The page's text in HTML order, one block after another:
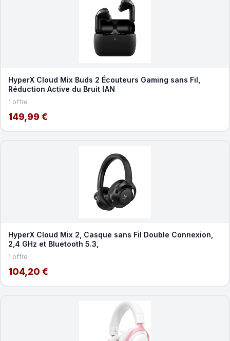
HyperX Cloud Mix Buds 2 Écouteurs Gaming sans Fil,
Réduction Active du Bruit (AN
1 offre
149,99 €
HyperX Cloud Mix 2, Casque sans Fil Double Connexion,
2,4 GHz et Bluetooth 5.3,
1 offre
104,20 €